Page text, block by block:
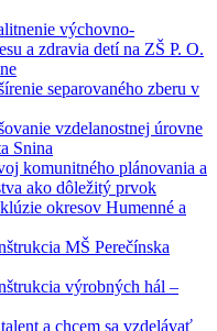
výchovno-
a zdravia detí na ZŠ P. O.
separovaného zberu v
vzdelanostnej úrovne
Snina
komunitného plánovania a
ako dôležitý prvok
okresov Humenné a
MŠ Perečínska
výrobných hál –
a chcem sa vzdelávať